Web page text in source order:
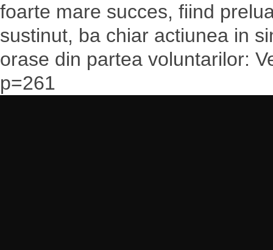
foarte mare succes, fiind
sustinut, ba chiar actiunea in
orase din partea voluntarilor:
p=261